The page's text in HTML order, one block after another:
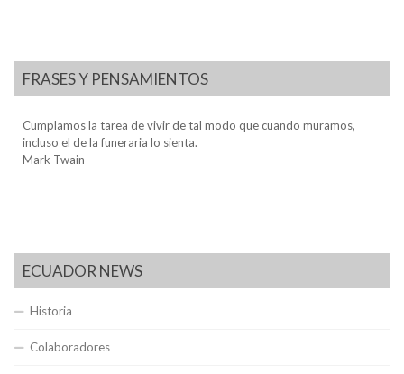
FRASES Y PENSAMIENTOS
Cumplamos la tarea de vivir de tal modo que cuando muramos,
incluso el de la funeraria lo sienta.
Mark Twain
ECUADOR NEWS
Historia
Colaboradores